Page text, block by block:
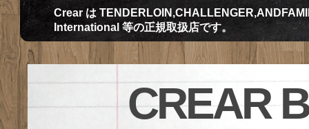
Crear は
International 等の正規取扱店です。
CREAR